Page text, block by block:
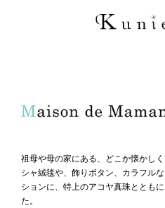
祖母や母の家にある、どこか懐かし
シャ絨毯や、飾りボタン、カラフル
ションに、特上のアコヤ真珠ととも
た。